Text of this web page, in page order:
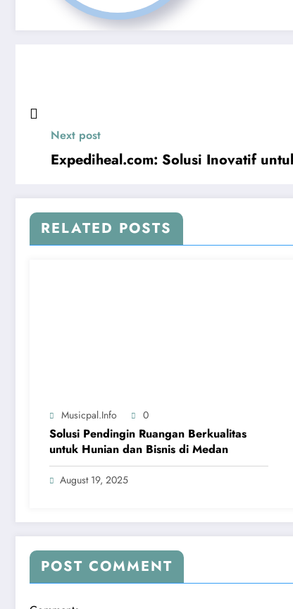
Next post
Expediheal.com: Solusi Inovatif
RELATED POSTS
Musicpal.info 0
Solusi Pendingin Ruangan Berkualitas
untuk Hunian dan Bisnis di Medan
August 19, 2025
POST COMMENT